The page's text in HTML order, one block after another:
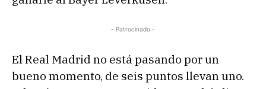
- Patrocinado -
El Real Madrid no está pasando por un
bueno momento, de seis puntos llevan uno.